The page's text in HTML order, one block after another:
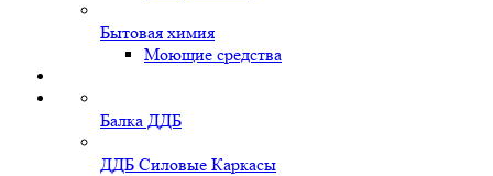
Бытовая химия
Моющие средства
Балка ДДБ
ДДБ Силовые Каркасы